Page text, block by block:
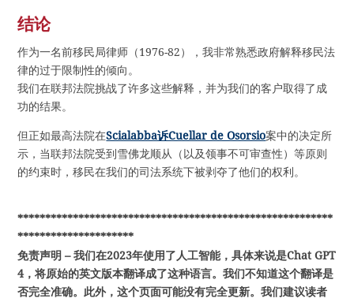
结论
作为一名前移民局律师（1976-82），我非常熟悉政府解释移民法
律的过于限制性的倾向。
我们在联邦法院挑战了许多这些解释，并为我们的客户取得了成
功的结果。
但正如最高法院在Scialabba诉Cuellar de Osorsio案中的决定所
示，当联邦法院受到雪佛龙顺从（以及领事不可审查性）等原则
的约束时，移民在我们的司法系统下被剥夺了他们的权利。
*********************************************************
*********************
免责声明 – 我们在2023年使用了人工智能，具体来说是Chat GPT
4，将原始的英文版本翻译成了这种语言。我们不知道这个翻译是
否完全准确。此外，这个页面可能没有完全更新。我们建议读者